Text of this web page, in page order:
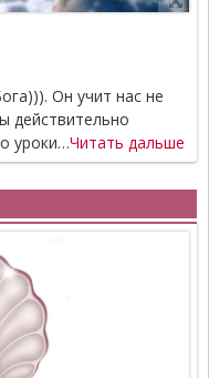
Он учит нас не
действительно
уроки…Читать дальше